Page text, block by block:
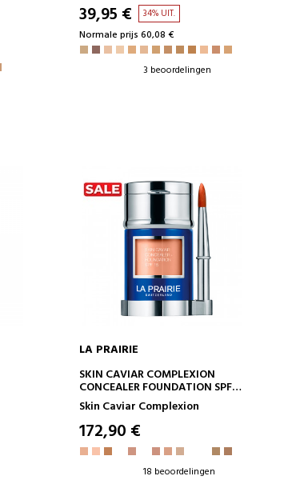
39,95 € 34% UIT.
Normale prijs 60,08 €
3 beoordelingen
IN WINKELWAGEN
LA PRAIRIE
SKIN CAVIAR COMPLEXION
CONCEALER FOUNDATION SPF
15
Skin Caviar Complexion
172,90 €
18 beoordelingen